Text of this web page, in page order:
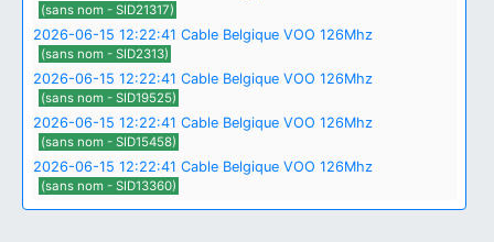
(sans nom - SID21317)
2026-06-15 12:22:41 Cable Belgique VOO 126Mhz
(sans nom - SID2313)
2026-06-15 12:22:41 Cable Belgique VOO 126Mhz
(sans nom - SID19525)
2026-06-15 12:22:41 Cable Belgique VOO 126Mhz
(sans nom - SID15458)
2026-06-15 12:22:41 Cable Belgique VOO 126Mhz
(sans nom - SID13360)